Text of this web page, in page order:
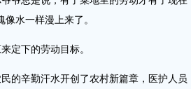
水一样漫上来了。
定下的劳动目标。
辛勤汗水开创了农村新篇章，医护人员